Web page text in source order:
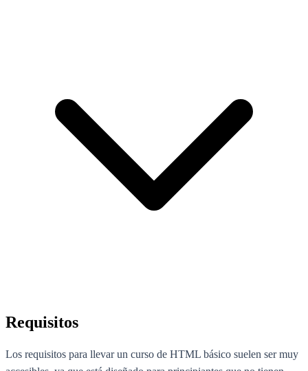
Requisitos
Los requisitos para llevar un curso de HTML básico suelen ser muy